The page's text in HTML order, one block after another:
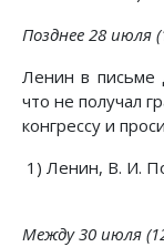
Позднее 28 июля
Ленин в письме
что не получал
конгрессу и
1) Ленин, В. И.
Между 30 июля